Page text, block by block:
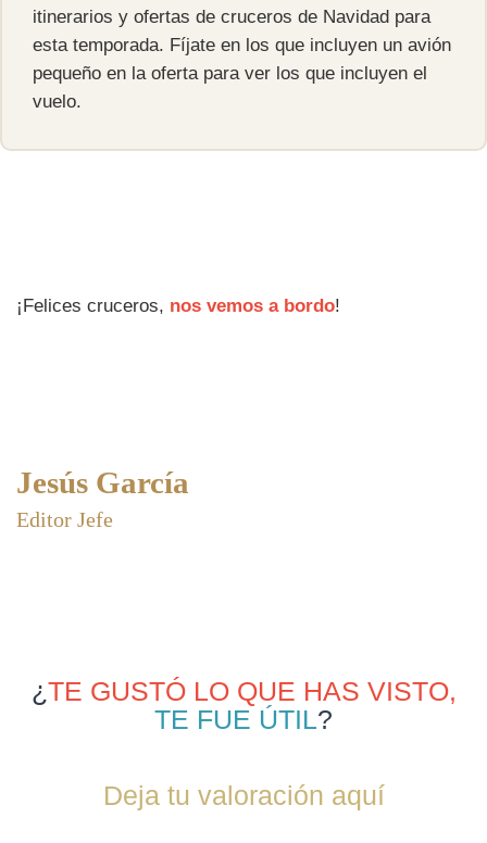
itinerarios y ofertas de cruceros de Navidad para
esta temporada. Fíjate en los que incluyen un avión
pequeño en la oferta para ver los que incluyen el
vuelo.
¡Felices cruceros, nos vemos a bordo!
Jesús García
Editor Jefe
¿TE GUSTÓ LO QUE HAS VISTO,
TE FUE ÚTIL?
Deja tu valoración aquí